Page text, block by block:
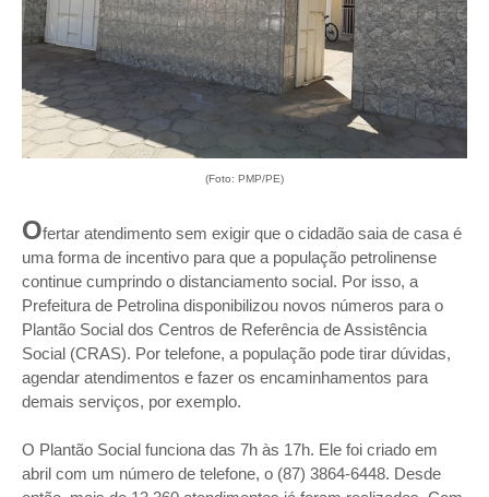
(Foto: PMP/PE)
Ofertar atendimento sem exigir que o cidadão saia de casa é
uma forma de incentivo para que a população petrolinense
continue cumprindo o distanciamento social. Por isso, a
Prefeitura de Petrolina disponibilizou novos números para o
Plantão Social dos Centros de Referência de Assistência
Social (CRAS). Por telefone, a população pode tirar dúvidas,
agendar atendimentos e fazer os encaminhamentos para
demais serviços, por exemplo.
O Plantão Social funciona das 7h às 17h. Ele foi criado em
abril com um número de telefone, o (87) 3864-6448. Desde